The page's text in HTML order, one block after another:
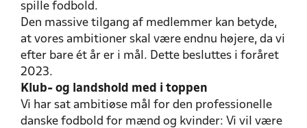
spille fodbold.
Den massive tilgang af medlemmer kan betyde,
at vores ambitioner skal være endnu højere, da vi
efter bare ét år er i mål. Dette besluttes i foråret
2023.
Klub- og landshold med i toppen
Vi har sat ambitiøse mål for den professionelle
danske fodbold for mænd og kvinder: Vi vil være